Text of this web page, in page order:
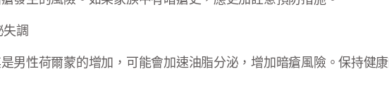
調
男性荷爾蒙的增加，可能會加速油脂分泌，增加暗瘡風險。保持健